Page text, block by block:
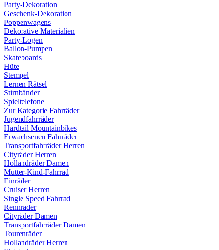
Party-Dekoration
Geschenk-Dekoration
Poppenwagens
Dekorative Materialien
Party-Logen
Ballon-Pumpen
Skateboards
Hüte
Stempel
Lernen Rätsel
Stirnbänder
Spieltelefone
Zur Kategorie Fahrräder
Jugendfahrräder
Hardtail Mountainbikes
Erwachsenen Fahrräder
Transportfahrräder Herren
Cityräder Herren
Hollandräder Damen
Mutter-Kind-Fahrrad
Einräder
Cruiser Herren
Single Speed Fahrrad
Rennräder
Cityräder Damen
Transportfahrräder Damen
Tourenräder
Hollandräder Herren